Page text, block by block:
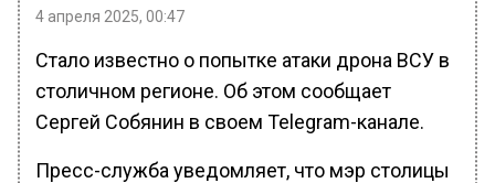
4 апреля 2025, 00:47
Стало известно о попытке атаки дрона ВСУ в
столичном регионе. Об этом сообщает
Сергей Собянин в своем Telegram-канале.
Пресс-служба уведомляет, что мэр столицы